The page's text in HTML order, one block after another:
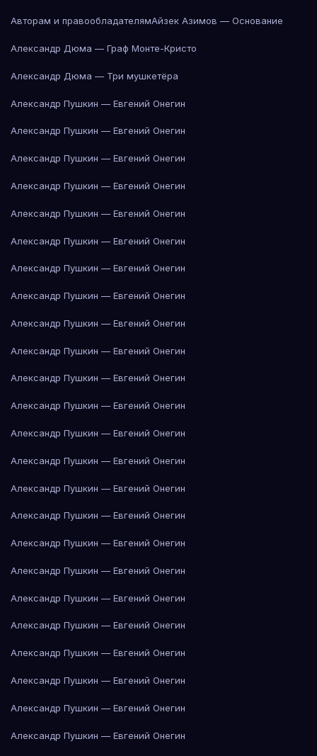
Авторам и правообладателямАйзек Азимов — Основание
Александр Дюма — Граф Монте-Кристо
Александр Дюма — Три мушкетёра
Александр Пушкин — Евгений Онегин
Александр Пушкин — Евгений Онегин
Александр Пушкин — Евгений Онегин
Александр Пушкин — Евгений Онегин
Александр Пушкин — Евгений Онегин
Александр Пушкин — Евгений Онегин
Александр Пушкин — Евгений Онегин
Александр Пушкин — Евгений Онегин
Александр Пушкин — Евгений Онегин
Александр Пушкин — Евгений Онегин
Александр Пушкин — Евгений Онегин
Александр Пушкин — Евгений Онегин
Александр Пушкин — Евгений Онегин
Александр Пушкин — Евгений Онегин
Александр Пушкин — Евгений Онегин
Александр Пушкин — Евгений Онегин
Александр Пушкин — Евгений Онегин
Александр Пушкин — Евгений Онегин
Александр Пушкин — Евгений Онегин
Александр Пушкин — Евгений Онегин
Александр Пушкин — Евгений Онегин
Александр Пушкин — Евгений Онегин
Александр Пушкин — Евгений Онегин
Александр Пушкин — Евгений Онегин